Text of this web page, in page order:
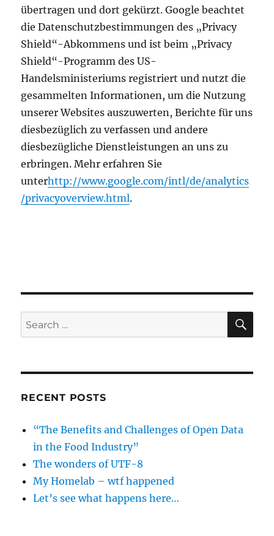
übertragen und dort gekürzt. Google beachtet
die Datenschutzbestimmungen des „Privacy
Shield“-Abkommens und ist beim „Privacy
Shield“-Programm des US-
Handelsministeriums registriert und nutzt die
gesammelten Informationen, um die Nutzung
unserer Websites auszuwerten, Berichte für uns
diesbezüglich zu verfassen und andere
diesbezügliche Dienstleistungen an uns zu
erbringen. Mehr erfahren Sie
unterhttp://www.google.com/intl/de/analytics
/privacyoverview.html.
Search
for:
RECENT POSTS
“The Benefits and Challenges of Open Data
in the Food Industry”
The wonders of UTF-8
My Homelab – wtf happened
Let’s see what happens here…